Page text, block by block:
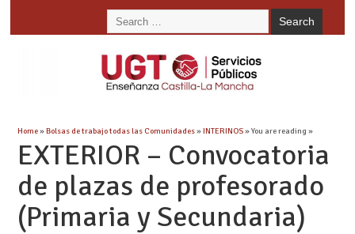
Home»Bolsas de trabajo todas las Comunidades»INTERINOS» You are reading »
EXTERIOR – Convocatoria
de plazas de profesorado
(Primaria y Secundaria)